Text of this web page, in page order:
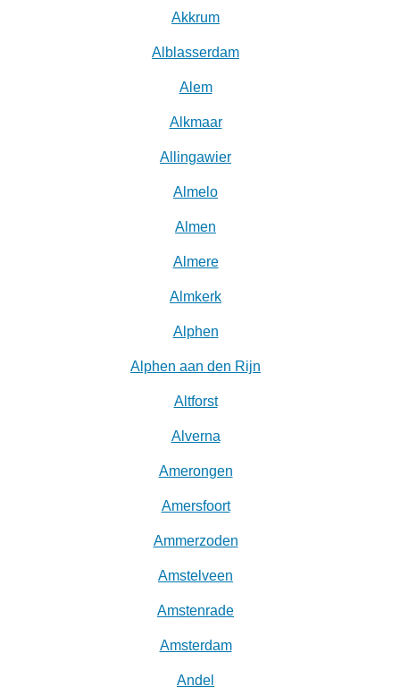
Akkrum
Alblasserdam
Alem
Alkmaar
Allingawier
Almelo
Almen
Almere
Almkerk
Alphen
Alphen aan den Rijn
Altforst
Alverna
Amerongen
Amersfoort
Ammerzoden
Amstelveen
Amstenrade
Amsterdam
Andel